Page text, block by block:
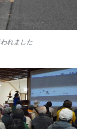
れました